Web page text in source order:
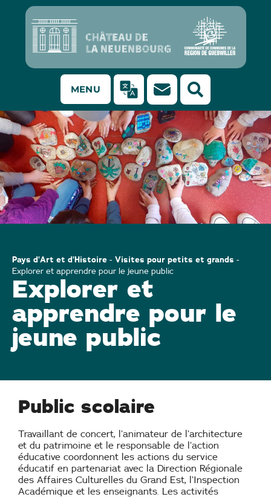
MENU
Pays d’Art et d’Histoire - Visites pour petits et grands -
Explorer et apprendre pour le jeune public
Explorer et
apprendre pour le
jeune public
Public scolaire
Travaillant de concert, l’animateur de l’architecture
et du patrimoine et le responsable de l’action
éducative coordonnent les actions du service
éducatif en partenariat avec la Direction Régionale
des Affaires Culturelles du Grand Est, l’Inspection
Académique et les enseignants. Les activités